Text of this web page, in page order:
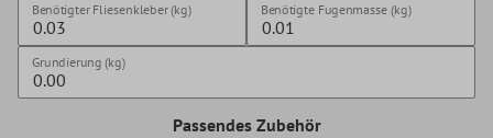
Benötigter Fliesenkleber (kg) Benötigte Fugenmasse (kg)
Grundierung (kg)
Passendes Zubehör